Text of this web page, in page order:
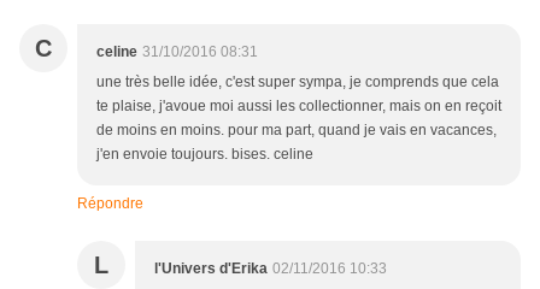
C celine 31/10/2016 08:31
une très belle idée, c'est super sympa, je comprends que cela
te plaise, j'avoue moi aussi les collectionner, mais on en reçoit
de moins en moins. pour ma part, quand je vais en vacances,
j'en envoie toujours. bises. celine
Répondre
L l'Univers d'Erika 02/11/2016 10:33